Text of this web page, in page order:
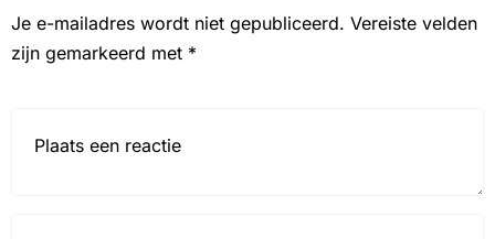
Je e-mailadres wordt niet gepubliceerd. Vereiste velden
zijn gemarkeerd met *